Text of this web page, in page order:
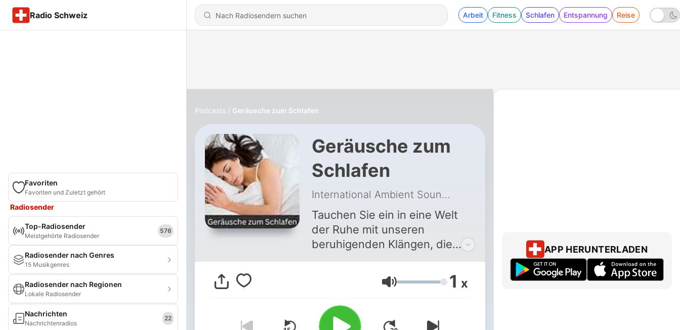
Radio Schweiz Arbeit Fitness Schlafen Entspannung Reise
Favoriten
Favoriten und Zuletzt gehört
Radiosender
Top-Radiosender
Meistgehörte Radiosender
576
Radiosender nach Genres
15 Musikgenres
Radiosender nach Regionen
Lokale Radiosender
Nachrichten
Nachrichtenradios
22
Podcasts Geräusche zum Schlafen
Geräusche zum
Schlafen
International Ambient Sounds
Tauchen Sie ein in eine Welt
der Ruhe mit unseren
beruhigenden Klängen, die
speziell für Schlaf,
Entspannung und Meditation
geschaffen wurden. Diese
sanften Hintergrundgeräusche
helfen Ihnen, den Alltagsstress
Lautstärke 1 x
APP HERUNTERLADEN